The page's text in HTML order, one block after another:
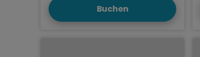
Buchen